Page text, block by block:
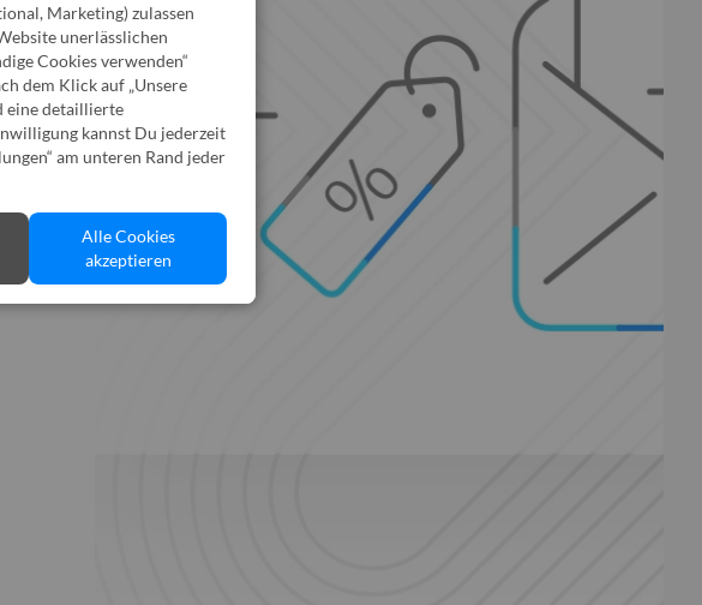
Marketing) zulassen
unerlässlichen
Cookies verwenden“
dem Klick auf „Unsere
eine detaillierte
kannst Du jederzeit
am unteren Rand jeder
Alle Cookies
akzeptieren